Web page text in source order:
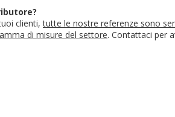
clienti,tutte le nostre referenze sono
di misure del settore. Contattaci per